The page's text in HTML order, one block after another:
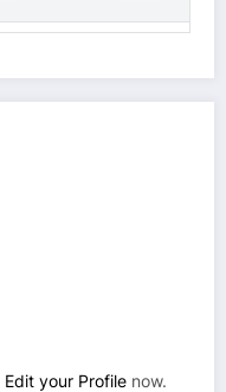
Edit your Profile now.